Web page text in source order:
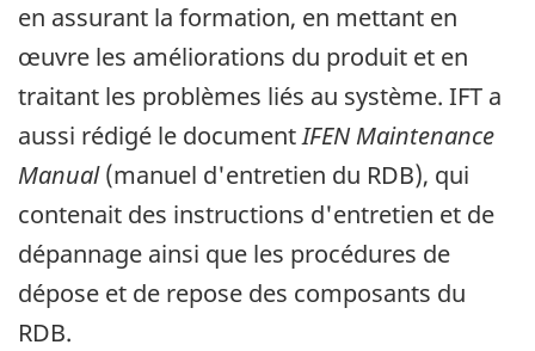
en assurant la formation, en mettant en
œuvre les améliorations du produit et en
traitant les problèmes liés au système. IFT a
aussi rédigé le documentIFEN Maintenance
Manual(manuel d'entretien du RDB), qui
contenait des instructions d'entretien et de
dépannage ainsi que les procédures de
dépose et de repose des composants du
RDB.